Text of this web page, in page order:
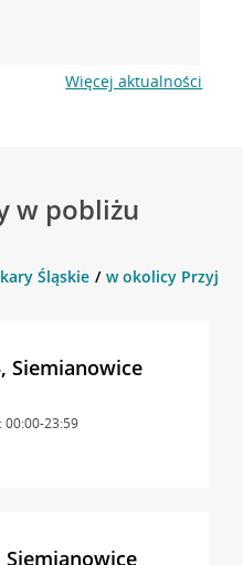
Więcej aktualności
w pobliżu
Śląskie w okolicy
Siemianowice
00:00-23:59
Siemianowice